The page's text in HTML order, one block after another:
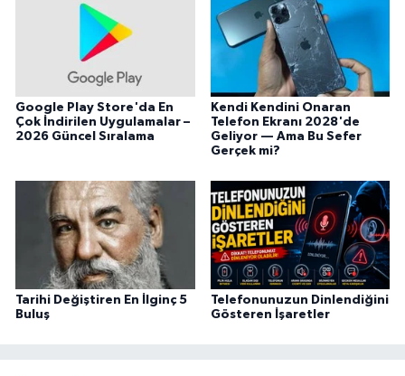
Google Play Store'da En
Çok İndirilen Uygulamalar –
2026 Güncel Sıralama
Kendi Kendini Onaran
Telefon Ekranı 2028'de
Geliyor — Ama Bu Sefer
Gerçek mi?
Tarihi Değiştiren En İlginç 5
Buluş
Telefonunuzun Dinlendiğini
Gösteren İşaretler